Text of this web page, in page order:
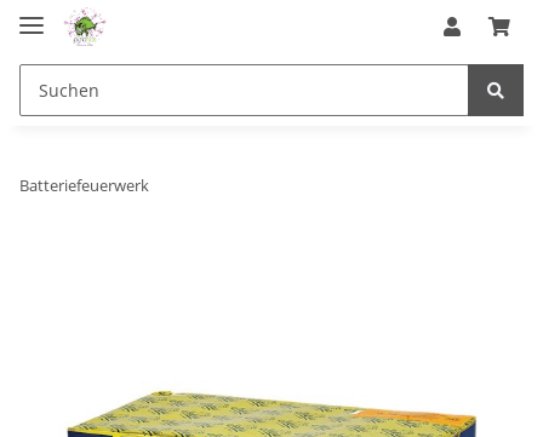
Batteriefeuerwerk